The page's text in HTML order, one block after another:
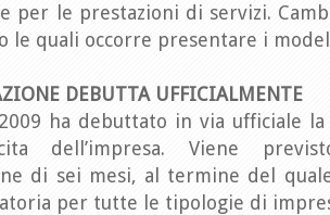
per le prestazioni di servizi.
le quali occorre presentare i
DEBUTTA UFFICIALMENTE
ha debuttato in via ufficiale la
dell’impresa. Viene
di sei mesi, al termine del
per tutte le tipologie di